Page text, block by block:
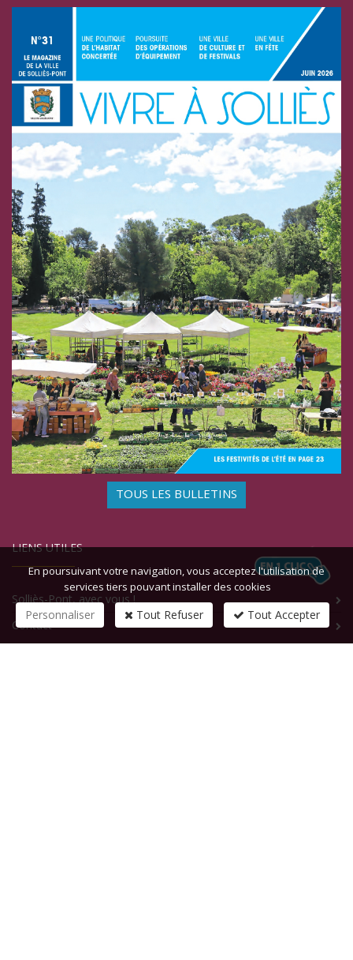
TOUS LES BULLETINS
LIENS UTILES
Solliès-Pont, avec vous !
Contact
En poursuivant votre navigation, vous acceptez l'utilisation de
services tiers pouvant installer des cookies
Personnaliser Tout Refuser Tout Accepter